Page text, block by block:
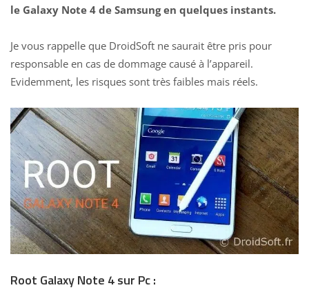
le Galaxy Note 4 de Samsung en quelques instants.
Je vous rappelle que DroidSoft ne saurait être pris pour
responsable en cas de dommage causé à l’appareil.
Evidemment, les risques sont très faibles mais réels.
Root Galaxy Note 4 sur Pc :